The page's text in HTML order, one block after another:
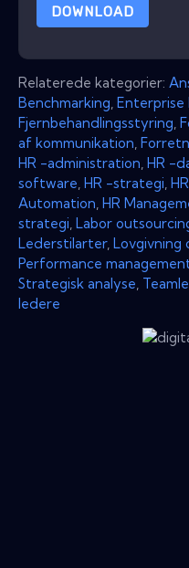
DOWNLOAD
Relaterede kategorier:
Benchmarking Enterprise
Fjernbehandlingsstyring
af kommunikation
HR -administration HR -
software HR -strategi
Automation HR
strategi Labor
Lederstilarter, Lovgivning
Performance
Strategisk analyse
ledere